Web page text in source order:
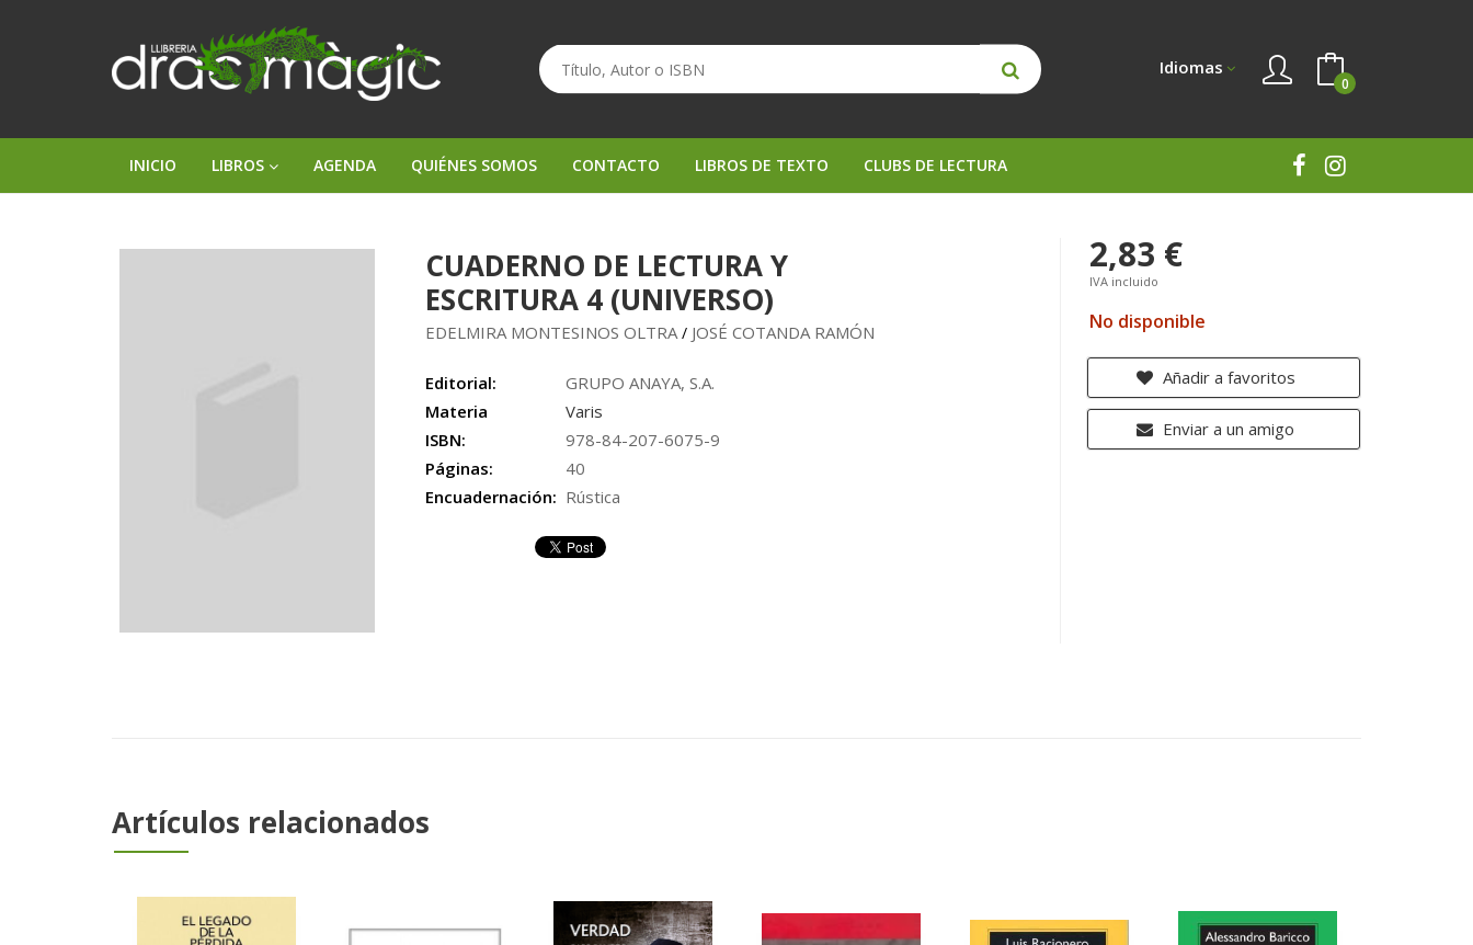
Idiomas
0
INICIO LIBROS AGENDA QUIÉNES SOMOS CONTACTO LIBROS DE TEXTO CLUBS DE LECTURA
CUADERNO DE LECTURA Y
ESCRITURA 4 (UNIVERSO)
EDELMIRA MONTESINOS OLTRA/ JOSÉ COTANDA RAMÓN
Editorial:
GRUPO ANAYA, S.A.
Materia
Varis
ISBN:
978-84-207-6075-9
Páginas:
40
Encuadernación: Rústica
2,83 €
IVA incluido
No disponible
Añadir a favoritos
Enviar a un amigo
Artículos relacionados